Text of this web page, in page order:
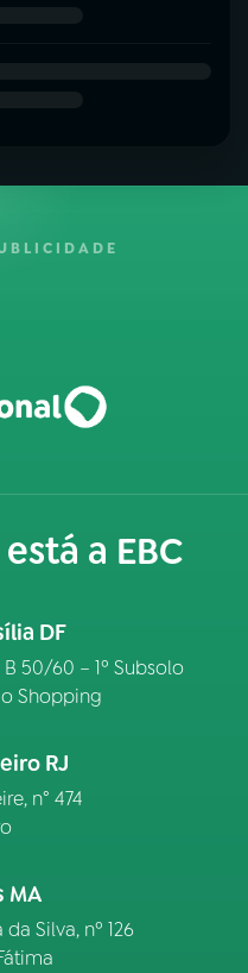
a EBC
DF
50/60 – 1º Subsolo
Shopping
RJ
n° 474
MA
Silva, nº 126